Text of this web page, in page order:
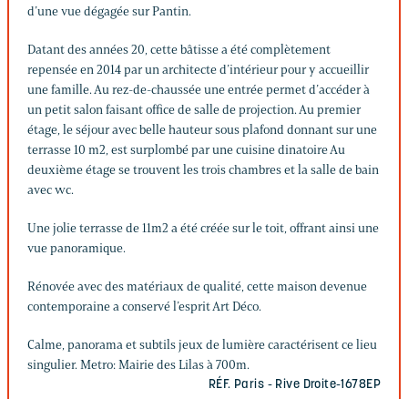
d’une vue dégagée sur Pantin.
Datant des années 20, cette bâtisse a été complètement
repensée en 2014 par un architecte d’intérieur pour y accueillir
une famille. Au rez-de-chaussée une entrée permet d’accéder à
un petit salon faisant office de salle de projection. Au premier
étage, le séjour avec belle hauteur sous plafond donnant sur une
terrasse 10 m2, est surplombé par une cuisine dinatoire Au
deuxième étage se trouvent les trois chambres et la salle de bain
avec wc.
Une jolie terrasse de 11m2 a été créée sur le toit, offrant ainsi une
vue panoramique.
Rénovée avec des matériaux de qualité, cette maison devenue
contemporaine a conservé l’esprit Art Déco.
Calme, panorama et subtils jeux de lumière caractérisent ce lieu
singulier. Metro: Mairie des Lilas à 700m.
RÉF. Paris - Rive Droite-1678EP